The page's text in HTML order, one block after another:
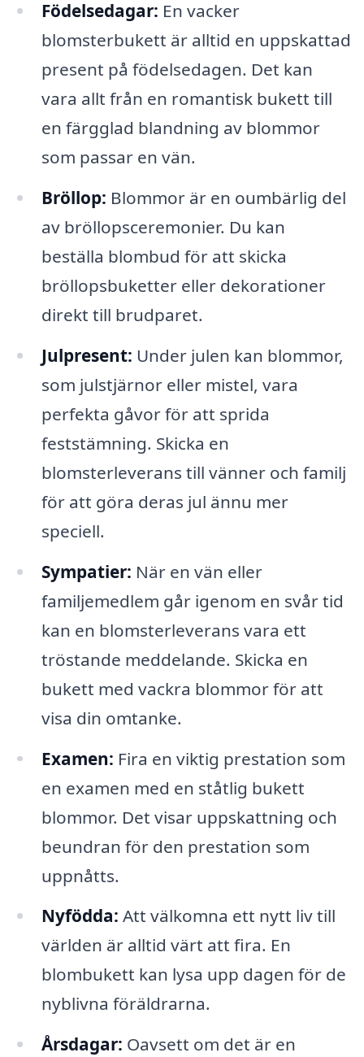
Födelsedagar: En vacker
blomsterbukett är alltid en uppskattad
present på födelsedagen. Det kan
vara allt från en romantisk bukett till
en färgglad blandning av blommor
som passar en vän.
Bröllop: Blommor är en oumbärlig del
av bröllopsceremonier. Du kan
beställa blombud för att skicka
bröllopsbuketter eller dekorationer
direkt till brudparet.
Julpresent: Under julen kan blommor,
som julstjärnor eller mistel, vara
perfekta gåvor för att sprida
feststämning. Skicka en
blomsterleverans till vänner och familj
för att göra deras jul ännu mer
speciell.
Sympatier: När en vän eller
familjemedlem går igenom en svår tid
kan en blomsterleverans vara ett
tröstande meddelande. Skicka en
bukett med vackra blommor för att
visa din omtanke.
Examen: Fira en viktig prestation som
en examen med en ståtlig bukett
blommor. Det visar uppskattning och
beundran för den prestation som
uppnåtts.
Nyfödda: Att välkomna ett nytt liv till
världen är alltid värt att fira. En
blombukett kan lysa upp dagen för de
nyblivna föräldrarna.
Årsdagar: Oavsett om det är en